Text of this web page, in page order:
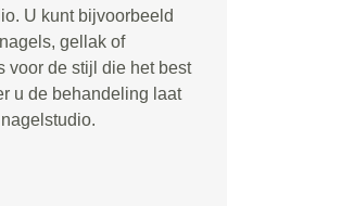
U kunt bijvoorbeeld
gellak of
voor de stijl die het best
u de behandeling laat